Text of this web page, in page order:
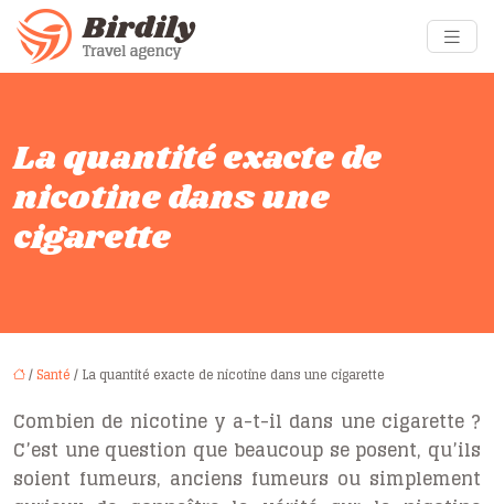
La quantité exacte de
nicotine dans une
cigarette
/Santé / La quantité exacte de nicotine dans une cigarette
Combien de nicotine y a-t-il dans une cigarette ?
C’est une question que beaucoup se posent, qu’ils
soient fumeurs, anciens fumeurs ou simplement